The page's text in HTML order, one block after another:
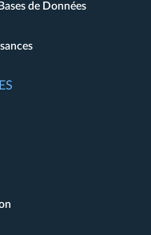
de Données